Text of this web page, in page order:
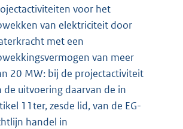
voor het
van elektriciteit door
met een
van meer
20 MW: bij de projectactiviteit
de uitvoering daarvan de in
11ter, zesde lid, van de EG-
handel in